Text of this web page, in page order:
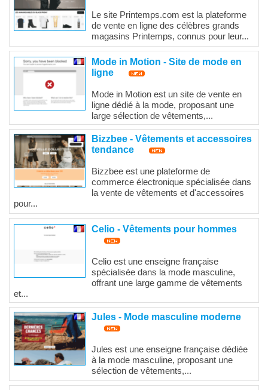
Le site Printemps.com est la plateforme
de vente en ligne des célèbres grands
magasins Printemps, connus pour leur...
Mode in Motion - Site de mode en
ligne
Mode in Motion est un site de vente en
ligne dédié à la mode, proposant une
large sélection de vêtements,...
Bizzbee - Vêtements et accessoires
tendance
Bizzbee est une plateforme de
commerce électronique spécialisée dans
la vente de vêtements et d'accessoires
pour...
Celio - Vêtements pour hommes
Celio est une enseigne française
spécialisée dans la mode masculine,
offrant une large gamme de vêtements
et...
Jules - Mode masculine moderne
Jules est une enseigne française dédiée
à la mode masculine, proposant une
sélection de vêtements,...